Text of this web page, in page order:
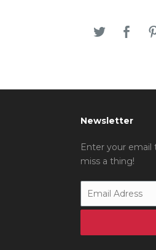
Newsletter
Enter your
miss a thing!